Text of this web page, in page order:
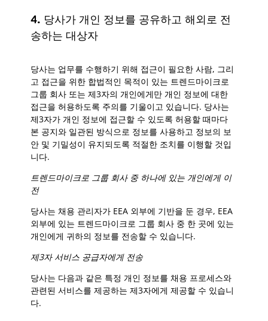
4. 당사가 개인 정보를 공유하고 해외로 전
송하는 대상자
당사는 업무를 수행하기 위해 접근이 필요한 사람, 그리
고 접근을 위한 합법적인 목적이 있는 트렌드마이크로
그룹 회사 또는 제3자의 개인에게만 개인 정보에 대한
접근을 허용하도록 주의를 기울이고 있습니다. 당사는
제3자가 개인 정보에 접근할 수 있도록 허용할 때마다
본 공지와 일관된 방식으로 정보를 사용하고 정보의 보
안 및 기밀성이 유지되도록 적절한 조치를 이행할 것입
니다.
트렌드마이크로 그룹 회사 중 하나에 있는 개인에게 이
전
당사는 채용 관리자가 EEA 외부에 기반을 둔 경우, EEA
외부에 있는 트렌드마이크로 그룹 회사 중 한 곳에 있는
개인에게 귀하의 정보를 전송할 수 있습니다.
제3자 서비스 공급자에게 전송
당사는 다음과 같은 특정 개인 정보를 채용 프로세스와
관련된 서비스를 제공하는 제3자에게 제공할 수 있습니
다.